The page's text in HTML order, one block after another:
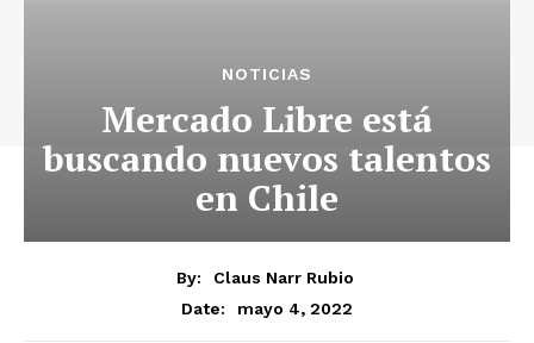
NOTICIAS
Mercado Libre está
buscando nuevos talentos
en Chile
By:
Claus Narr Rubio
Date:
mayo 4, 2022